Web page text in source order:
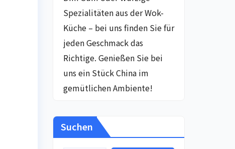
Spezialitäten aus der Wok-
Küche – bei uns finden Sie für
jeden Geschmack das
Richtige. Genießen Sie bei
uns ein Stück China im
gemütlichen Ambiente!
Suchen